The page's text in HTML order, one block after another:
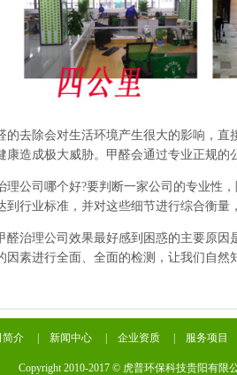
除会对生活环境产生很大的影响，直
康造成极大威胁。甲醛会通过专业正规
理公司 哪个好?要判断一家公司的专业性
到行业标准，并对这些细节进行综合衡
理公司效果最好感到困惑的主要原因
因素进行全面、全面的检测，让我们自
简介 新闻中心 企业资质 服务项目
Copyright 2010-2017 © 虎普环保科技贵阳有限